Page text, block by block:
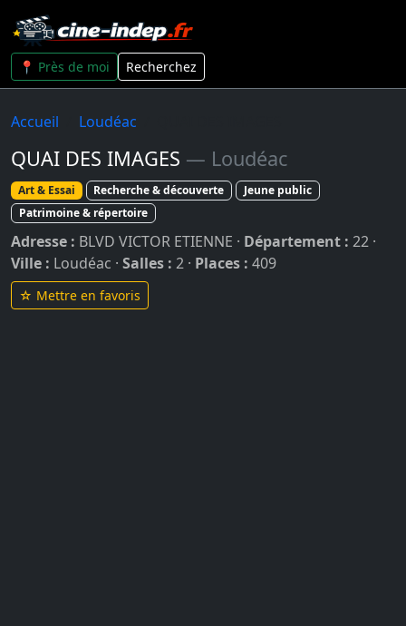
📍 Près de moi Recherchez
Accueil Loudéac
QUAI DES IMAGES — Loudéac
Art & Essai Recherche & découverte
Jeune public
Patrimoine & répertoire
Adresse : BLVD VICTOR ETIENNE · Département : 22 ·
Ville : Loudéac · Salles : 2 · Places : 409
☆ Mettre en favoris